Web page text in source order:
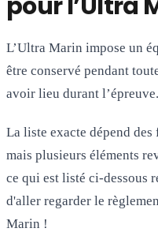
L’Ultra Marin impose un
être conservé pendant
avoir lieu durant l’épreuve.
La liste exacte dépend
mais plusieurs éléments
ce qui est listé ci-dessous
d'aller regarder le
Marin !